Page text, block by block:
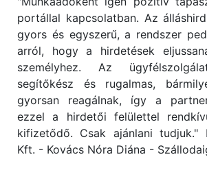
portállal kapcsolatban. Az
gyors és egyszerű, a rendszer
arról, hogy a hirdetések
személyhez. Az
segítőkész és rugalmas,
gyorsan reagálnak, így a
ezzel a hirdetői felülettel
kifizetődő. Csak ajánlani tudjuk."
Kft. - Kovács Nóra Diána -